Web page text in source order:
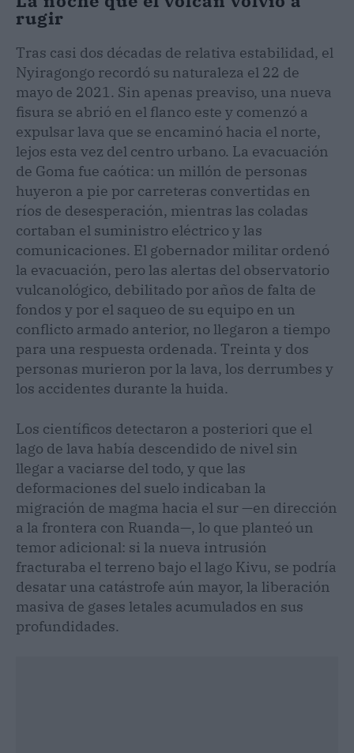
rugir
Tras casi dos décadas de relativa estabilidad, el
Nyiragongo recordó su naturaleza el 22 de
mayo de 2021. Sin apenas preaviso, una nueva
fisura se abrió en el flanco este y comenzó a
expulsar lava que se encaminó hacia el norte,
lejos esta vez del centro urbano. La evacuación
de Goma fue caótica: un millón de personas
huyeron a pie por carreteras convertidas en
ríos de desesperación, mientras las coladas
cortaban el suministro eléctrico y las
comunicaciones. El gobernador militar ordenó
la evacuación, pero las alertas del observatorio
vulcanológico, debilitado por años de falta de
fondos y por el saqueo de su equipo en un
conflicto armado anterior, no llegaron a tiempo
para una respuesta ordenada. Treinta y dos
personas murieron por la lava, los derrumbes y
los accidentes durante la huida.
Los científicos detectaron a posteriori que el
lago de lava había descendido de nivel sin
llegar a vaciarse del todo, y que las
deformaciones del suelo indicaban la
migración de magma hacia el sur —en dirección
a la frontera con Ruanda—, lo que planteó un
temor adicional: si la nueva intrusión
fracturaba el terreno bajo el lago Kivu, se podría
desatar una catástrofe aún mayor, la liberación
masiva de gases letales acumulados en sus
profundidades.